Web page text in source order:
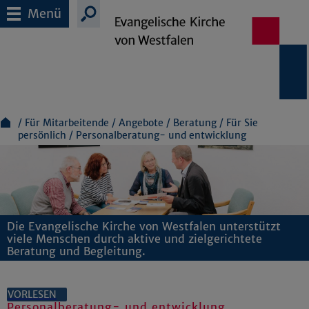
Menü
Für Mitarbeitende Angebote Beratung
Für Sie
persönlich
Personalberatung- und entwicklung
Die Evangelische Kirche von Westfalen unterstützt
viele Menschen durch aktive und zielgerichtete
Beratung und Begleitung.
VORLESEN